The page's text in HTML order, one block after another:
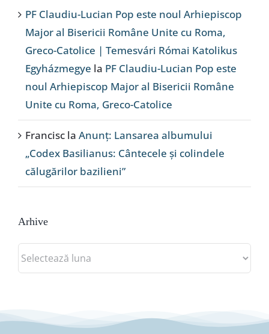
PF Claudiu-Lucian Pop este noul Arhiepiscop
Major al Bisericii Române Unite cu Roma,
Greco-Catolice | Temesvári Római Katolikus
Egyházmegye la PF Claudiu-Lucian Pop este
noul Arhiepiscop Major al Bisericii Române
Unite cu Roma, Greco-Catolice
Francisc la Anunț: Lansarea albumului
„Codex Basilianus: Cântecele și colindele
călugărilor bazilieni”
Arhive
Arhive